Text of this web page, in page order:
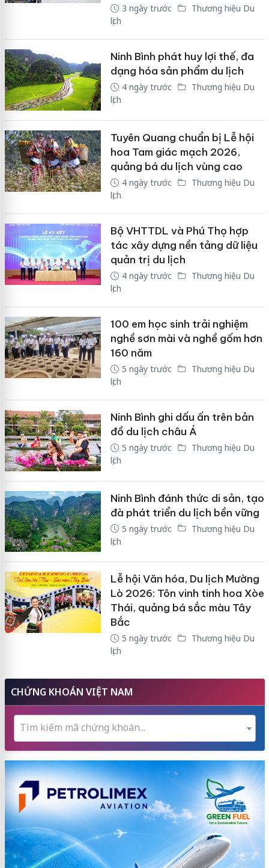
3 ngày trước
Thương hiệu Du
lịch
Ninh Bình phát huy lợi thế, đa
dạng hóa sản phẩm du lịch
4 ngày trước
Thương hiệu Du
lịch
Tuyên Quang chuẩn bị Lễ hội
hoa Tam giác mạch 2026,
quảng bá du lịch vùng cao
4 ngày trước
Thương hiệu Du
lịch
Bộ VHTTDL và Phú Thọ hợp
tác xây dựng nền tảng dữ liệu
quản trị du lịch
4 ngày trước
Thương hiệu Du
lịch
100 em học sinh trải nghiệm
nghề sơn mài và nghề gốm hơn
160 năm
5 ngày trước
Thương hiệu Du
lịch
Ninh Bình ghi dấu ấn trên bản
đồ du lịch châu Á
5 ngày trước
Thương hiệu Du
lịch
Ninh Bình đánh thức di sản, tạo
đà phát triển du lịch bền vững
5 ngày trước
Thương hiệu Du
lịch
Lễ hội Văn hóa, Du lịch Mường
Lò 2026: Tôn vinh tinh hoa Xòe
Thái, quảng bá sắc màu Tây
Bắc
5 ngày trước
Thương hiệu Du
lịch
CHỨNG KHOÁN VIỆT NAM
Tìm kiếm mã chứng khoán...